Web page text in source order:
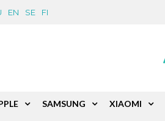
EN SE FI
SAMSUNG XIAOMI